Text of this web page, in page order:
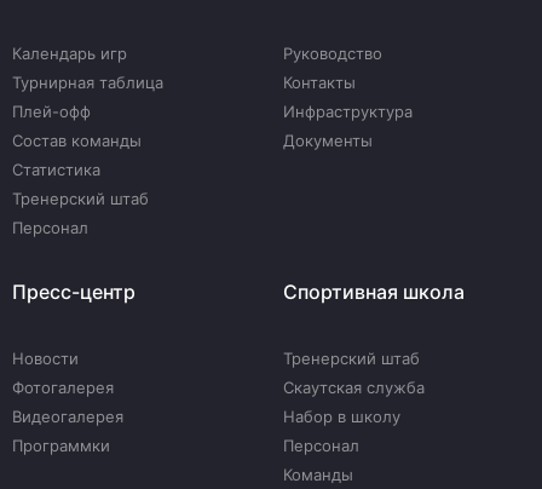
Календарь игр
Турнирная таблица
Плей-офф
Состав команды
Статистика
Тренерский штаб
Персонал
Руководство
Контакты
Инфраструктура
Документы
Пресс-центр
Новости
Фотогалерея
Видеогалерея
Программки
Спортивная школа
Тренерский штаб
Скаутская служба
Набор в школу
Персонал
Команды